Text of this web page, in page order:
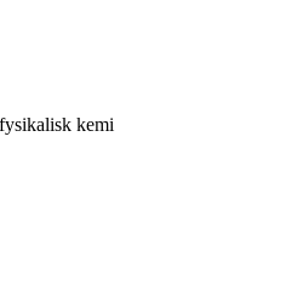
kemi